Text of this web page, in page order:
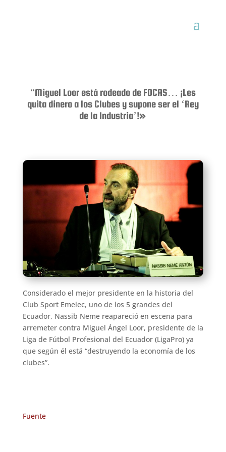
“Miguel Loor está rodeado de FOCAS… ¡Les
quita dinero a los Clubes y supone ser el ‘Rey
de la Industria’!»
Considerado el mejor presidente en la historia del
Club Sport Emelec, uno de los 5 grandes del
Ecuador, Nassib Neme reapareció en escena para
arremeter contra Miguel Ángel Loor, presidente de la
Liga de Fútbol Profesional del Ecuador (LigaPro) ya
que según él está “destruyendo la economía de los
clubes”.
Fuente